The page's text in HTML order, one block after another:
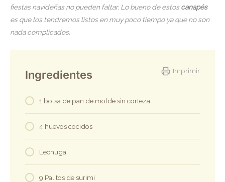
fiestas navideñas no pueden faltar. Lo bueno de estoscanapés
es que los tendremos listos en muy poco tiempo ya que no son
nada complicados.
Imprimir
Ingredientes
1 bolsa de pan de molde sin corteza
4 huevos cocidos
Lechuga
9 Palitos de surimi